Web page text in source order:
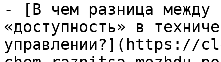
- [В чем разница между
«доступность» в